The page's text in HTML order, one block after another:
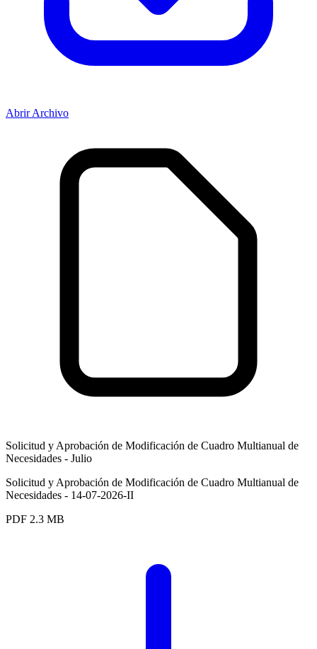
Abrir Archivo
Solicitud y Aprobación de Modificación de Cuadro Multianual de
Necesidades - Julio
Solicitud y Aprobación de Modificación de Cuadro Multianual de
Necesidades - 14-07-2026-II
PDF 2.3 MB